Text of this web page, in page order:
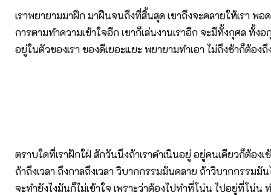
เราพยายามมาฝึก มาฝืนจนถึงที่สิ้นสุด เขาถึงจะคลายให้เรา พอ
การตามทำความเข้าใจอีก เขาก็เล่นงานเราอีก จะมีทั้งกุศล ทั้ง
อยู่ในตัวของเรา ของดีเยอะแยะ พยายามทำเอา ไม่ถึงช้าก็ต้องถึ
ตราบใดที่เราฝักใฝ่ สักวันนึงถ้าเราดำเนินอยู่ อยู่คนเดียวก็ต้องเข้
ถ้าถึงเวลา ถึงกาลถึงเวลา วิบากกรรมมันคลาย ถ้าวิบากกรรมมั
จะทำยังไงมันก็ไม่เข้าใจ เพราะว่าต้องไปทำที่โน่น ไปอยู่ที่โน่